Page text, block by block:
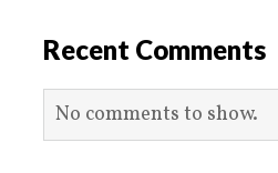
Recent Comments
No comments to show.